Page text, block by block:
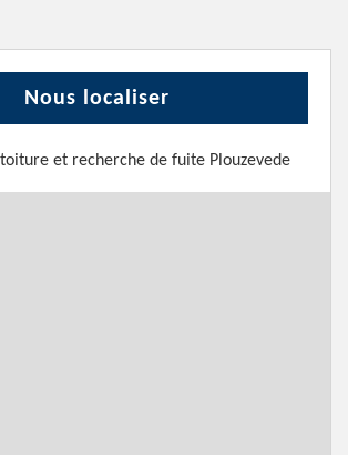
Nous localiser
et recherche de fuite Plouzevede